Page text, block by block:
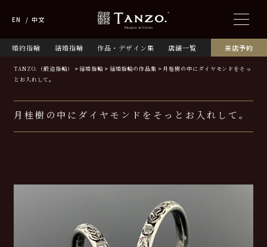
婚約指輪 結婚指輪 作品・デザイン集 店舗一覧 来店予約
EN 中文
TANZO.（鍛造指輪） 結婚指輪 結婚指輪の作品集
月桂樹の中にダイヤモンドをそっ
とお入れして。
月桂樹の中にダイヤモンドをそっとお入れして。